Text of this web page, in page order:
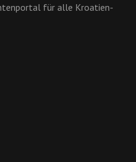
für alle Kroatien-